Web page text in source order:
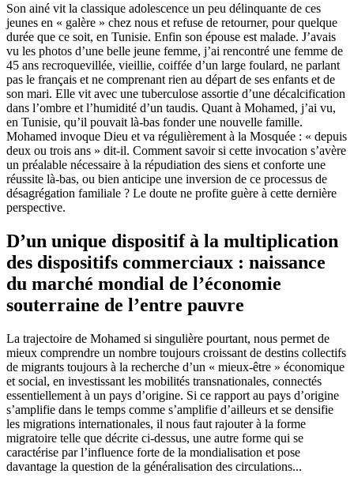
Son ainé vit la classique adolescence un peu délinquante de ces
jeunes en « galère » chez nous et refuse de retourner, pour quelque
durée que ce soit, en Tunisie. Enfin son épouse est malade. J’avais
vu les photos d’une belle jeune femme, j’ai rencontré une femme de
45 ans recroquevillée, vieillie, coiffée d’un large foulard, ne parlant
pas le français et ne comprenant rien au départ de ses enfants et de
son mari. Elle vit avec une tuberculose assortie d’une décalcification
dans l’ombre et l’humidité d’un taudis. Quant à Mohamed, j’ai vu,
en Tunisie, qu’il pouvait là-bas fonder une nouvelle famille.
Mohamed invoque Dieu et va régulièrement à la Mosquée : « depuis
deux ou trois ans » dit-il. Comment savoir si cette invocation s’avère
un préalable nécessaire à la répudiation des siens et conforte une
réussite là-bas, ou bien anticipe une inversion de ce processus de
désagrégation familiale ? Le doute ne profite guère à cette dernière
perspective.
D’un unique dispositif à la multiplication
des dispositifs commerciaux : naissance
du marché mondial de l’économie
souterraine de l’entre pauvre
La trajectoire de Mohamed si singulière pourtant, nous permet de
mieux comprendre un nombre toujours croissant de destins collectifs
de migrants toujours à la recherche d’un « mieux-être » économique
et social, en investissant les mobilités transnationales, connectés
essentiellement à un pays d’origine. Si ce rapport au pays d’origine
s’amplifie dans le temps comme s’amplifie d’ailleurs et se densifie
les migrations internationales, il nous faut rajouter à la forme
migratoire telle que décrite ci-dessus, une autre forme qui se
caractérise par l’influence forte de la mondialisation et pose
davantage la question de la généralisation des circulations...